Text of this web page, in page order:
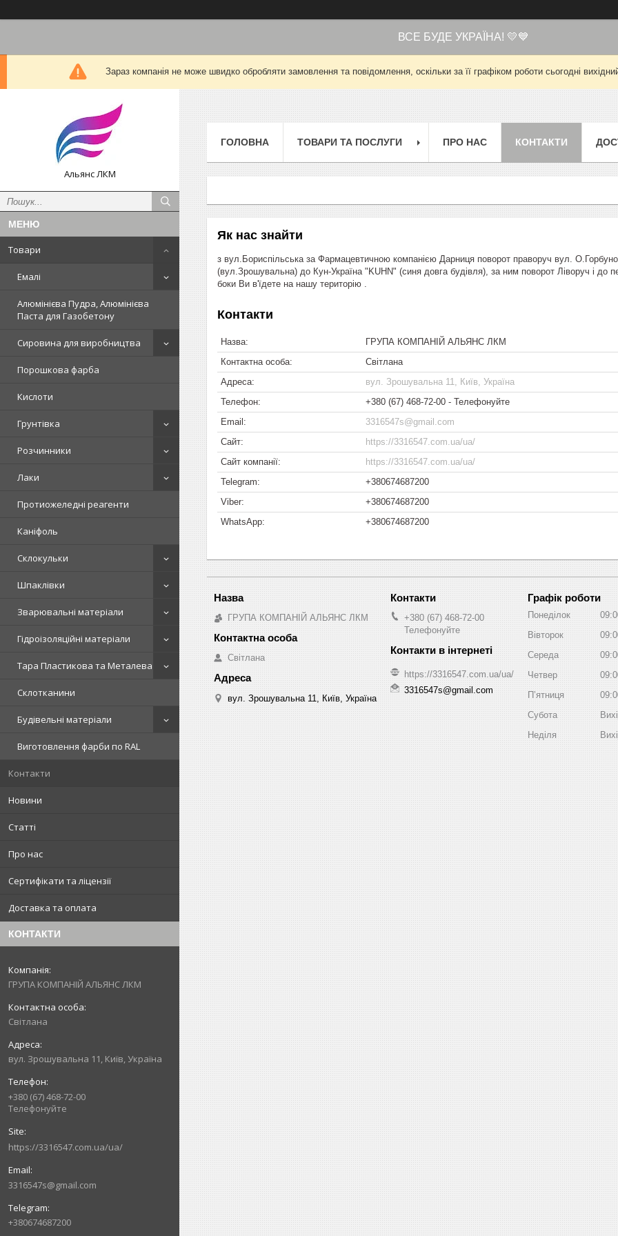
ВСЕ БУДЕ УКРАЇНА! 💛💙
Зараз компанія не може швидко обробляти замовлення та повідомлення, оскільки за її графіком роботи сьогодні
Альянс ЛКМ
Товари
Емалі
Алюмінієва Пудра, Алюмінієва
Паста для Газобетону
Сировина для виробництва
Порошкова фарба
Кислоти
Грунтівка
Розчинники
Лаки
Протиожеледні реагенти
Каніфоль
Склокульки
Шпаклівки
Зварювальні матеріали
Гідроізоляційні матеріали
Тара Пластикова та Металева
Склотканини
Будівельні матеріали
Виготовлення фарби по RAL
Контакти
Новини
Статті
Про нас
Сертифікати та ліцензії
Доставка та оплата
КОНТАКТИ
ГРУПА КОМПАНІЙ АЛЬЯНС ЛКМ
Світлана
вул. Зрошувальна 11, Київ, Україна
+380 (67) 468-72-00
Телефонуйте
https://3316547.com.ua/ua/
3316547s@gmail.com
+380674687200
ГОЛОВНА ТОВАРИ ТА ПОСЛУГИ ПРО НАС КОНТАКТИ
Як нас знайти
з вул.Бориспільська за Фармацевтичною компанією Дарниця поворот праворуч вул.
(вул.Зрошувальна) до Кун-Україна "KUHN" (синя довга будівля), за ним поворот Ліворуч і до
боки Ви в'їдете на нашу територію .
Контакти
ГРУПА КОМПАНІЙ АЛЬЯНС ЛКМ
Світлана
вул. Зрошувальна 11, Київ, Україна
+380 (67) 468-72-00
Телефонуйте
3316547s@gmail.com
https://3316547.com.ua/ua/
https://3316547.com.ua/ua/
+380674687200
+380674687200
+380674687200
ГРУПА КОМПАНІЙ АЛЬЯНС ЛКМ
Світлана
вул. Зрошувальна 11, Київ, Україна
+380 (67) 468-72-00
Телефонуйте
https://3316547.com.ua/ua/
3316547s@gmail.com
Графік роботи
Понеділок
Вівторок
Середа
Четвер
Пʼятниця
Субота
Неділя